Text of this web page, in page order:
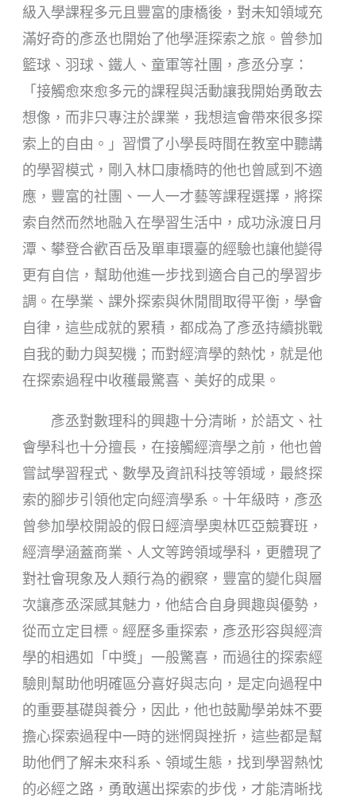
級入學課程多元且豐富的康橋後，對未知領域充
滿好奇的彥丞也開始了他學涯探索之旅。曾參加
籃球、羽球、鐵人、童軍等社團，彥丞分享：
「接觸愈來愈多元的課程與活動讓我開始勇敢去
想像，而非只專注於課業，我想這會帶來很多探
索上的自由。」習慣了小學長時間在教室中聽講
的學習模式，剛入林口康橋時的他也曾感到不適
應，豐富的社團、一人一才藝等課程選擇，將探
索自然而然地融入在學習生活中，成功泳渡日月
潭、攀登合歡百岳及單車環臺的經驗也讓他變得
更有自信，幫助他進一步找到適合自己的學習步
調。在學業、課外探索與休閒間取得平衡，學會
自律，這些成就的累積，都成為了彥丞持續挑戰
自我的動力與契機；而對經濟學的熱忱，就是他
在探索過程中收穫最驚喜、美好的成果。
彥丞對數理科的興趣十分清晰，於語文、社
會學科也十分擅長，在接觸經濟學之前，他也曾
嘗試學習程式、數學及資訊科技等領域，最終探
索的腳步引領他定向經濟學系。十年級時，彥丞
曾參加學校開設的假日經濟學奧林匹亞競賽班，
經濟學涵蓋商業、人文等跨領域學科，更體現了
對社會現象及人類行為的觀察，豐富的變化與層
次讓彥丞深感其魅力，他結合自身興趣與優勢，
從而立定目標。經歷多重探索，彥丞形容與經濟
學的相遇如「中獎」一般驚喜，而過往的探索經
驗則幫助他明確區分喜好與志向，是定向過程中
的重要基礎與養分，因此，他也鼓勵學弟妹不要
擔心探索過程中一時的迷惘與挫折，這些都是幫
助他們了解未來科系、領域生態，找到學習熱忱
的必經之路，勇敢邁出探索的步伐，才能清晰找